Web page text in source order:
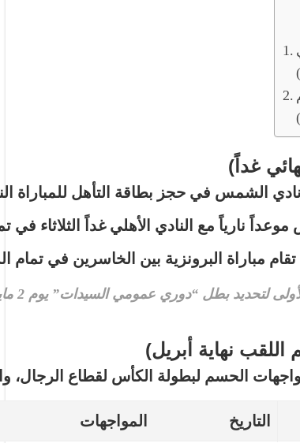
غداً)
نادي الشمس في حجز بطاقة التأهل للمباراة
نارياً مع النادي الأهلي غداً الثلاثاء في
تقام مباراة البرونزية بين الخاسرين في تمام
لتحديد بطل “دوري عمومي السيدات” يوم2 مايو
نهاية أبريل)
الحسم لبطولة الكأس لقطاع الرجال،
التاريخ المواجهات